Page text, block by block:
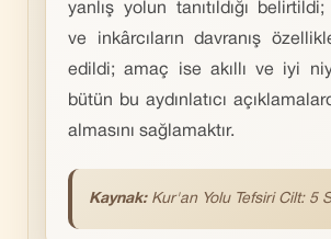
yanlış yolun tanıtıldığı
ve inkârcıların davranış
edildi; amaç ise akıllı ve iyi
bütün bu aydınlatıcı
almasını sağlamaktır.
Kaynak: Kur'an Yolu Tefsiri Cilt: 5